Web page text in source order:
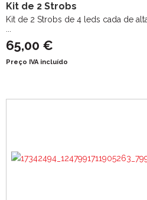
Kit de 2 Strobs
Kit de 2 Strobs de 4 leds cada de
65,00 €
Preço IVA incluído